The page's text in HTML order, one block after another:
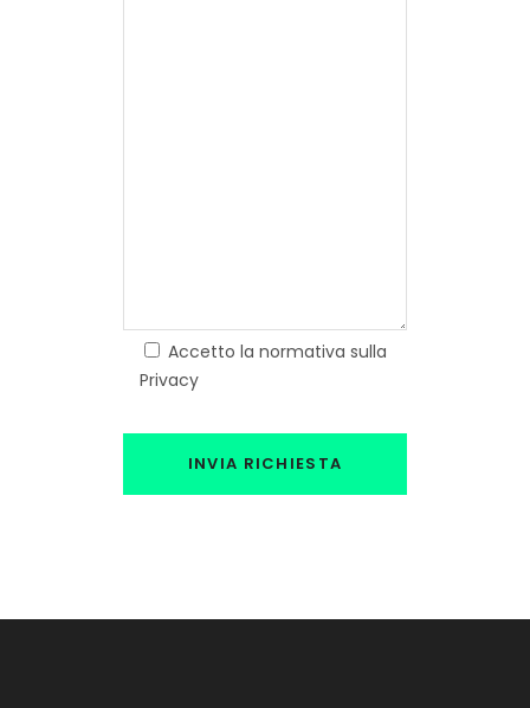
Accetto la normativa sulla
Privacy